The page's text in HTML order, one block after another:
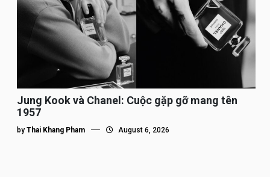
Jung Kook và Chanel: Cuộc gặp gỡ mang tên
1957
by Thai Khang Pham August 6, 2026